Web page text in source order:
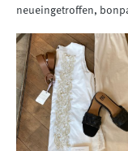
neueingetroffen,